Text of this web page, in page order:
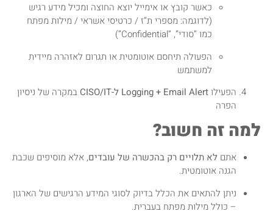
כאשר קובץ או אימייל יוצא החוצה ומכיל מידע רגיש
(לדוגמה: מספרי ת”ז / כרטיסי אשראי / מילות מפתח
כמו “סודי”, “Confidential”)
הפעולה תיחסם אוטומטית או תגרום לאזהרה מיידית
למשתמש
הפעילוLogging + Email Alert ל-CISO/IT
במקרה של ניסיון
הפרה
למה זה חשוב?
אתם לא תלויים רק בהכשרה של עובדים, אלא מוסיפים שכבת
הגנה אוטומטית.
ניתן להתאים את הכלל בדיוק לסוגי המידע הרגישים של הארגון
– כולל מילות מפתח בעברית.